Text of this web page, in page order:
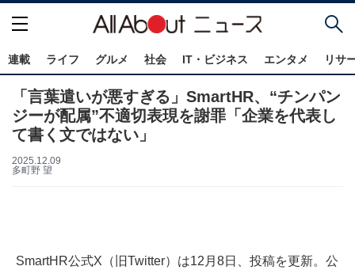
連載 ライフ グルメ 社会 IT・ビジネス エンタメ リサ
「言葉遣いが悪すぎる」SmartHR、“チンパン
ジーが配属”不適切表現を謝罪「企業を代表し
て書く文ではない」
2025.12.09
多町野 望
SmartHR公式X（旧Twitter）は12月8日、投稿を更新。公